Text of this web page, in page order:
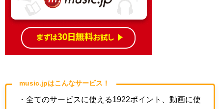
music.jpはこんなサービス！
・全てのサービスに使える1922ポイント、動画に使